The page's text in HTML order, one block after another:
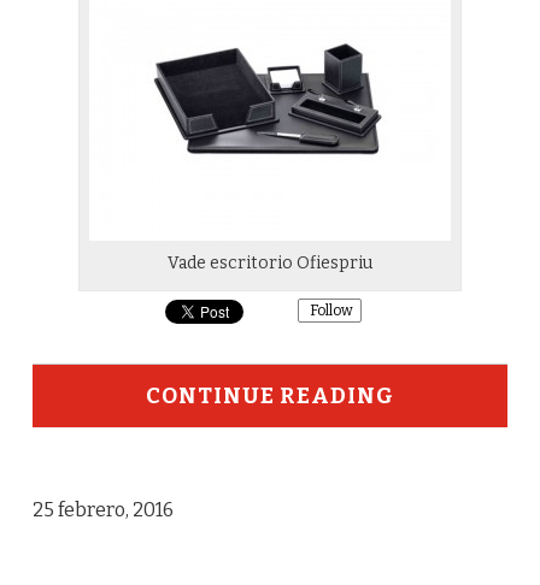
Vade escritorio Ofiespriu
Follow
CONTINUE READING
25 febrero, 2016